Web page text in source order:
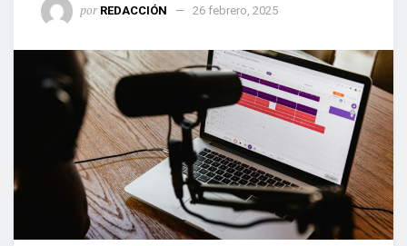
por REDACCIÓN 26 febrero, 2025